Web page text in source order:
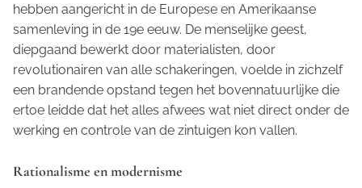
hebben aangericht in de Europese en Amerikaanse
samenleving in de 19e eeuw. De menselijke geest,
diepgaand bewerkt door materialisten, door
revolutionairen van alle schakeringen, voelde in zichzelf
een brandende opstand tegen het bovennatuurlijke die
ertoe leidde dat het alles afwees wat niet direct onder de
werking en controle van de zintuigen kon vallen.
Rationalisme en modernisme